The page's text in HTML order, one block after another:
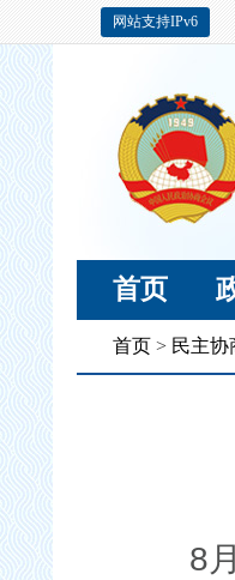
网站支持IPv6
首页
首页 > 民主协
8月